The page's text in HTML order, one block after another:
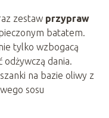
zestaw przypraw
batatem.
tylko wzbogacą
dania.
na bazie oliwy z
sosu